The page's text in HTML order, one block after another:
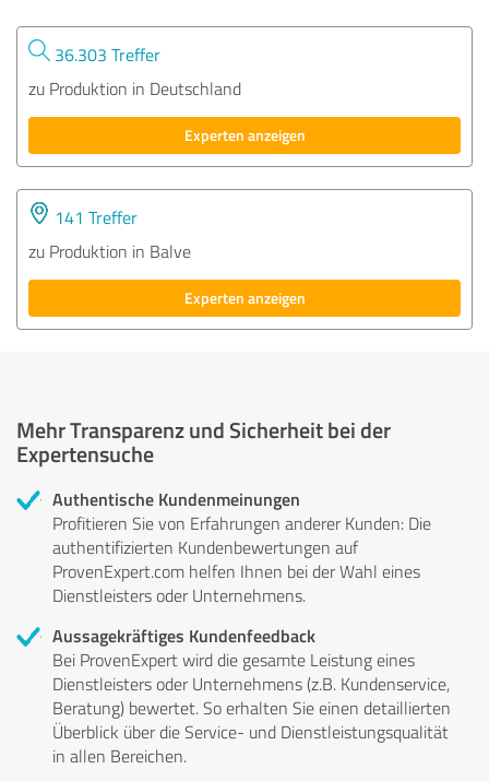
36.303 Treffer
zu Produktion in Deutschland
Experten anzeigen
141 Treffer
zu Produktion in Balve
Experten anzeigen
Mehr Transparenz und Sicherheit bei der
Expertensuche
Authentische Kundenmeinungen
Profitieren Sie von Erfahrungen anderer Kunden: Die
authentifizierten Kundenbewertungen auf
ProvenExpert.com helfen Ihnen bei der Wahl eines
Dienstleisters oder Unternehmens.
Aussagekräftiges Kundenfeedback
Bei ProvenExpert wird die gesamte Leistung eines
Dienstleisters oder Unternehmens (z.B. Kundenservice,
Beratung) bewertet. So erhalten Sie einen detaillierten
Überblick über die Service- und Dienstleistungsqualität
in allen Bereichen.